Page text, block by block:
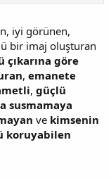
iyi görünen,
bir imaj oluşturan
göre
, emanete
, güçlü
susmamaya
ve kimsenin
koruyabilen